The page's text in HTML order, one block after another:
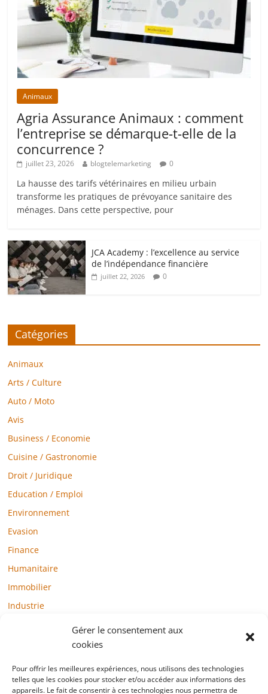
Gérer le consentement aux
cookies
Pour offrir les meilleures expériences, nous utilisons des technologies
telles que les cookies pour stocker et/ou accéder aux informations des
appareils. Le fait de consentir à ces technologies nous permettra de
Animaux
Agria Assurance Animaux : comment
l’entreprise se démarque-t-elle de la
concurrence ?
juillet 23, 2026 blogtelemarketing 0
La hausse des tarifs vétérinaires en milieu urbain
transforme les pratiques de prévoyance sanitaire des
ménages. Dans cette perspective, pour
JCA Academy : l’excellence au service
de l’indépendance financière
juillet 22, 2026 0
Catégories
Animaux
Arts / Culture
Auto / Moto
Avis
Business / Economie
Cuisine / Gastronomie
Droit / Juridique
Education / Emploi
Environnement
Evasion
Finance
Humanitaire
Immobilier
Industrie
Mode / Beauté / Bien-être